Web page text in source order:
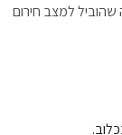
שהוביל למצב חירום